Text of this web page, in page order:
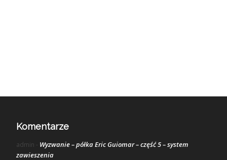
Komentarze
admin - Wyzwanie – półka Eric Guiomar – część 5 – system
zawieszenia